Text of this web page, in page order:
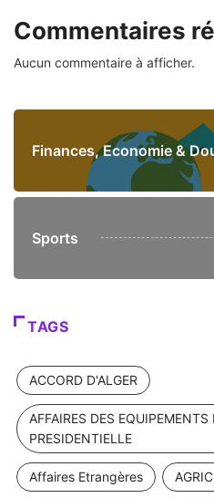
Commentaires
Aucun commentaire à afficher.
Finances, Economie &
Sports
TAGS
ACCORD D'ALGER
AFFAIRES DES
PRESIDENTIELLE
Affaires Etrangères